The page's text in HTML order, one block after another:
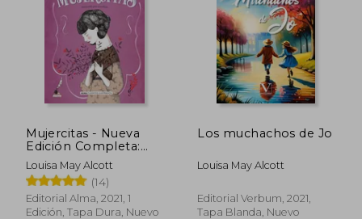
10%
dcto.
$ 34.000
$ 30.600
Mujercitas - Nueva
Edición Completa:
Nueva Traducción
Louisa May Alcott
(14)
Editorial Alma, 2021, 1
Edición, Tapa Dura, Nuevo
Los muchachos de Jo
Louisa May Alcott
Editorial Verbum, 2021,
Tapa Blanda, Nuevo